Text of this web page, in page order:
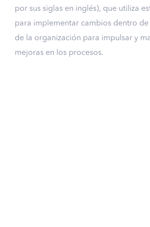
por sus siglas en inglés), que utiliza
para implementar cambios dentro de
de la organización para impulsar y
mejoras en los procesos.